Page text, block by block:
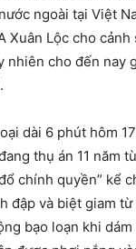
ngoài tại Việt
Xuân Lộc cho
nhiên cho đến nay
dài 6 phút hôm
thụ án 11 năm
chính quyền” kể
đập và biệt giam
bạo loạn khi